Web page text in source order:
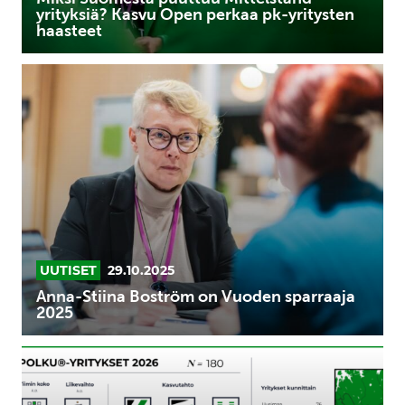
haasteet
yrityksiä? Kasvu Open perkaa pk-yritysten
haasteet
Stiina
Boström
Vuoden
sparraaja
UUTISET 29.10.2025
Anna-Stiina Boström on Vuoden sparraaja
2025
180
kasvun
nälkäistä